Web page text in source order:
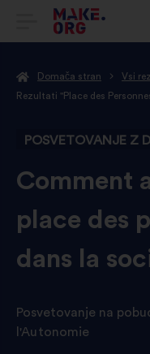
POJDI
Domača stran
Vsi
Rezultati "Place des
POSVETOVANJE Z
-
Comment
place des
dans la
Posvetovanje na
l'Autonomie